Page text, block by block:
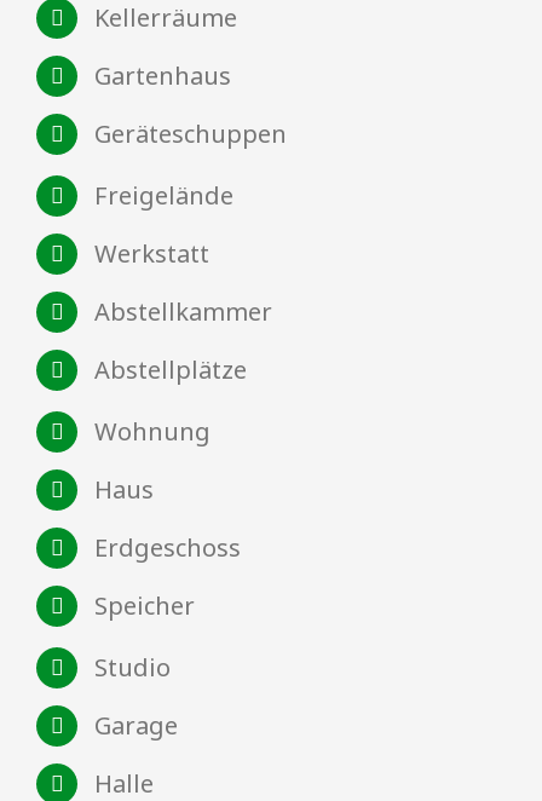
Kellerräume
Gartenhaus
Geräteschuppen
Freigelände
Werkstatt
Abstellkammer
Abstellplätze
Wohnung
Haus
Erdgeschoss
Speicher
Studio
Garage
Halle